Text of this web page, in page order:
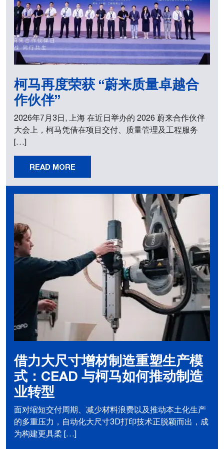
柯马再度荣获 “蔚来质量卓越合
作伙伴”
2026年7月3日, 上海 在近日举办的 2026 蔚来合作伙伴
大会上，柯马凭借在项目交付、质量管理及工程服务
[…]
READ MORE
借力大尺寸增材制造重塑生产模
式：CEAD 与柯马如何推动制造
业转型
面对缩短交付周期、减少材料浪费以及推动本土化生产
的多重压力，自动化大尺寸3D打印技术正脱颖而出，成
为构建更具柔 […]